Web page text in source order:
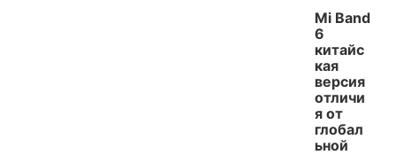
Mi Band
6
китайс
кая
версия
отличи
я от
глобал
ьной